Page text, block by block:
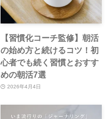
【習慣化コーチ監修】朝活
の始め方と続けるコツ！初
心者でも続く習慣とおすす
めの朝活7選
2026年4月4日